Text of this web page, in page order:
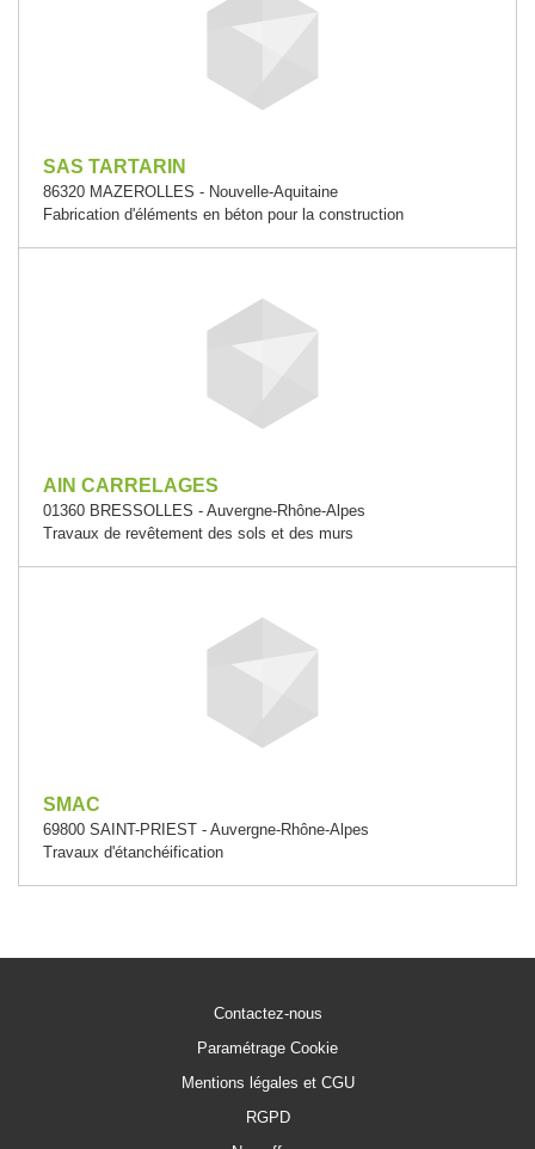
SAS TARTARIN
86320 MAZEROLLES - Nouvelle-Aquitaine
Fabrication d'éléments en béton pour la construction
AIN CARRELAGES
01360 BRESSOLLES - Auvergne-Rhône-Alpes
Travaux de revêtement des sols et des murs
SMAC
69800 SAINT-PRIEST - Auvergne-Rhône-Alpes
Travaux d'étanchéification
Contactez-nous
Paramétrage Cookie
Mentions légales et CGU
RGPD